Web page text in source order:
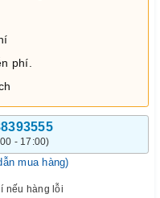
phí.
- 17:00)
mua hàng)
nếu hàng lỗi